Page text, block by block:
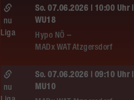
So. 07.06.2026 | 10:00 Uhr |
WU18
Hypo NÖ –
MADx WAT Atzgersdorf
nu
Liga
So. 07.06.2026 | 09:10 Uhr |
MU10
nu